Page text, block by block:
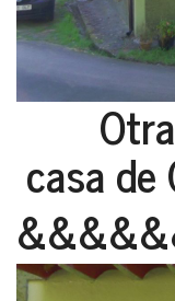
casa de